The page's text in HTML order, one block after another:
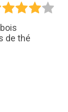
de thé